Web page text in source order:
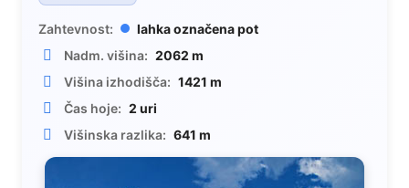
Zahtevnost:
lahka označena pot
Nadm. višina: 2062 m
Višina izhodišča: 1421 m
Čas hoje: 2 uri
Višinska razlika: 641 m